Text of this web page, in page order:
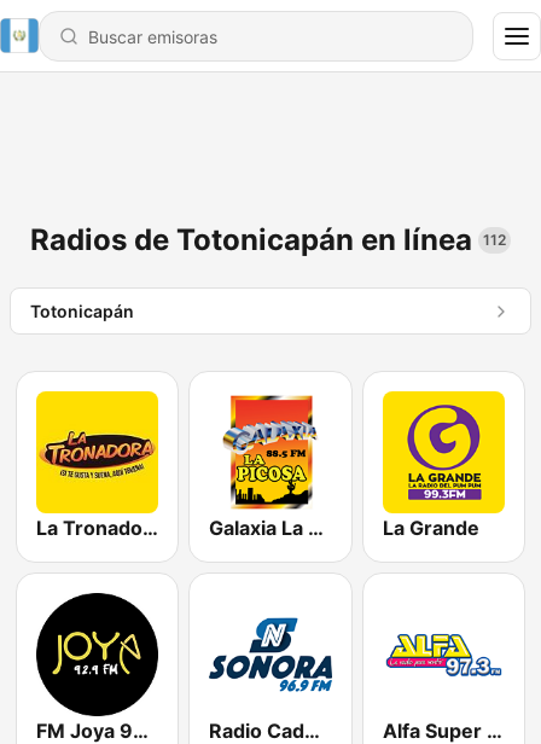
Radios de Totonicapán en línea 112
Totonicapán
La Tronadora Galaxia La Picosa La Grande
FM Joya 92.9 Radio Cadena Sonora Alfa Super Stereo